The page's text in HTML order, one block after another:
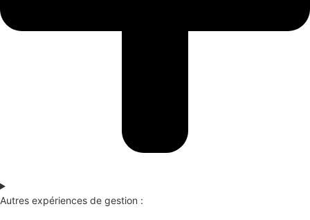
Autres expériences de gestion :